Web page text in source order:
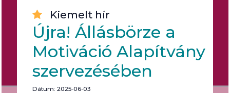
Kiemelt hír
Újra! Állásbörze a
Motiváció Alapítvány
szervezésében
Dátum: 2025-06-03